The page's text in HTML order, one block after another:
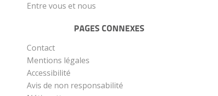
Entre vous et nous
PAGES CONNEXES
Contact
Mentions légales
Accessibilité
Avis de non responsabilité